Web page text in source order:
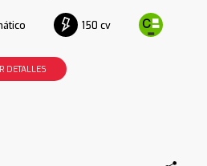
150 cv
DETALLES